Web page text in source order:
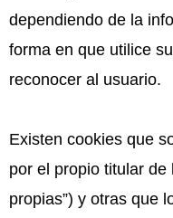
dependiendo de la
forma en que utilice
reconocer al usuario.
Existen cookies que
por el propio titular de
propias”) y otras que